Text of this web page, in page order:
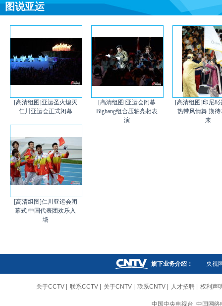
图说亚运
[高清组图]亚运圣火熄灭
仁川亚运会正式闭幕
[高清组图]亚运会闭幕
Bigbang组合压轴亮相表
演
[高清组图]印尼8
热带风情舞 期待
来
[高清组图]仁川亚运会闭
幕式 中国代表团欢乐入
场
旗下业务介绍： 央视
关于CCTV 联系CCTV 关于CNTV 联系CNTV 人才招聘 权利声
中国中央电视台 中国网